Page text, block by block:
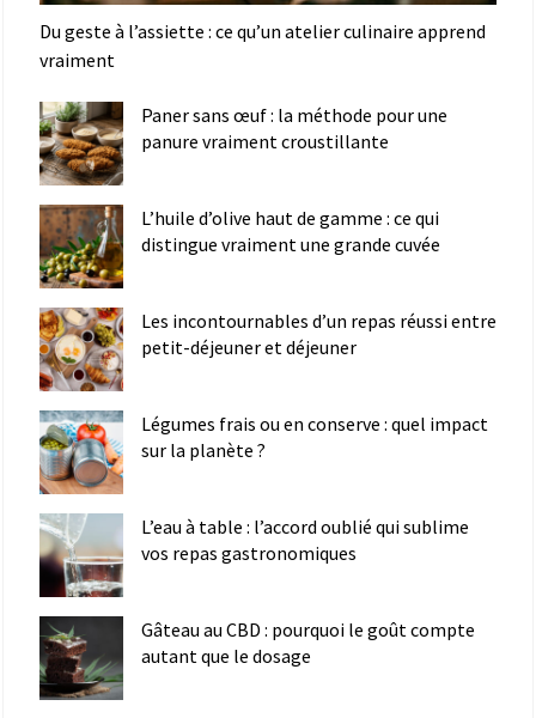
Du geste à l’assiette : ce qu’un atelier culinaire apprend
vraiment
Paner sans œuf : la méthode pour une
panure vraiment croustillante
L’huile d’olive haut de gamme : ce qui
distingue vraiment une grande cuvée
Les incontournables d’un repas réussi entre
petit-déjeuner et déjeuner
Légumes frais ou en conserve : quel impact
sur la planète ?
L’eau à table : l’accord oublié qui sublime
vos repas gastronomiques
Gâteau au CBD : pourquoi le goût compte
autant que le dosage